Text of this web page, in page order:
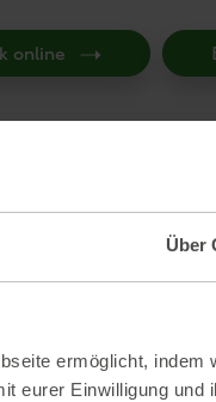
Über
ermöglicht, indem
eurer Einwilligung und
online